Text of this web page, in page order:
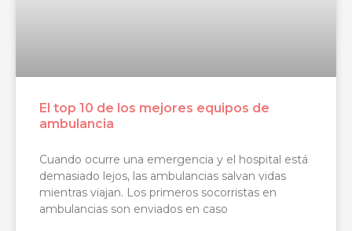
El top 10 de los mejores equipos de
ambulancia
Cuando ocurre una emergencia y el hospital está
demasiado lejos, las ambulancias salvan vidas
mientras viajan. Los primeros socorristas en
ambulancias son enviados en caso